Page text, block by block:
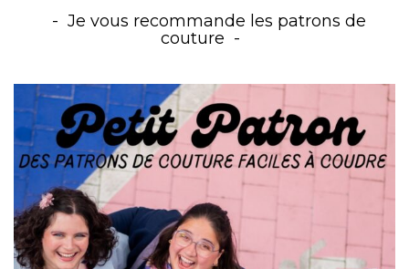
Je vous recommande les patrons de
couture